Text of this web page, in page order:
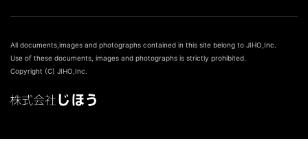
All documents,images and photographs contained in this site belong to JIHO,Inc.
Use of these documents, images and photographs is strictly prohibited.
Copyright (C) JIHO,Inc.